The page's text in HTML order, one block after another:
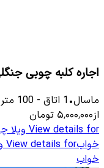
اجاره کلبه چوبی
ماسال•
1 اتاق -
100 متر
از۵٬۰۰۰٬۰۰۰ تومان
View details for ویلا
خوابView details for
خواب